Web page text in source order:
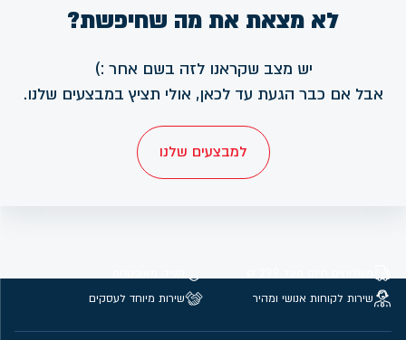
לא מצאת את מה שחיפשת?
יש מצב שקראנו לזה בשם אחר :)
אבל אם כבר הגעת עד לכאן, אולי תציץ במבצעים שלנו.
למבצעים שלנו
שירות לקוחות אנושי ומהיר
שירות מיוחד לעסקים